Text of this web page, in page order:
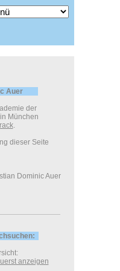
Auer
der
München
.
dieser Seite
Dominic Auer
anzeigen